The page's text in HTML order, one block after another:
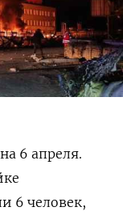
6 апреля.
6 человек,